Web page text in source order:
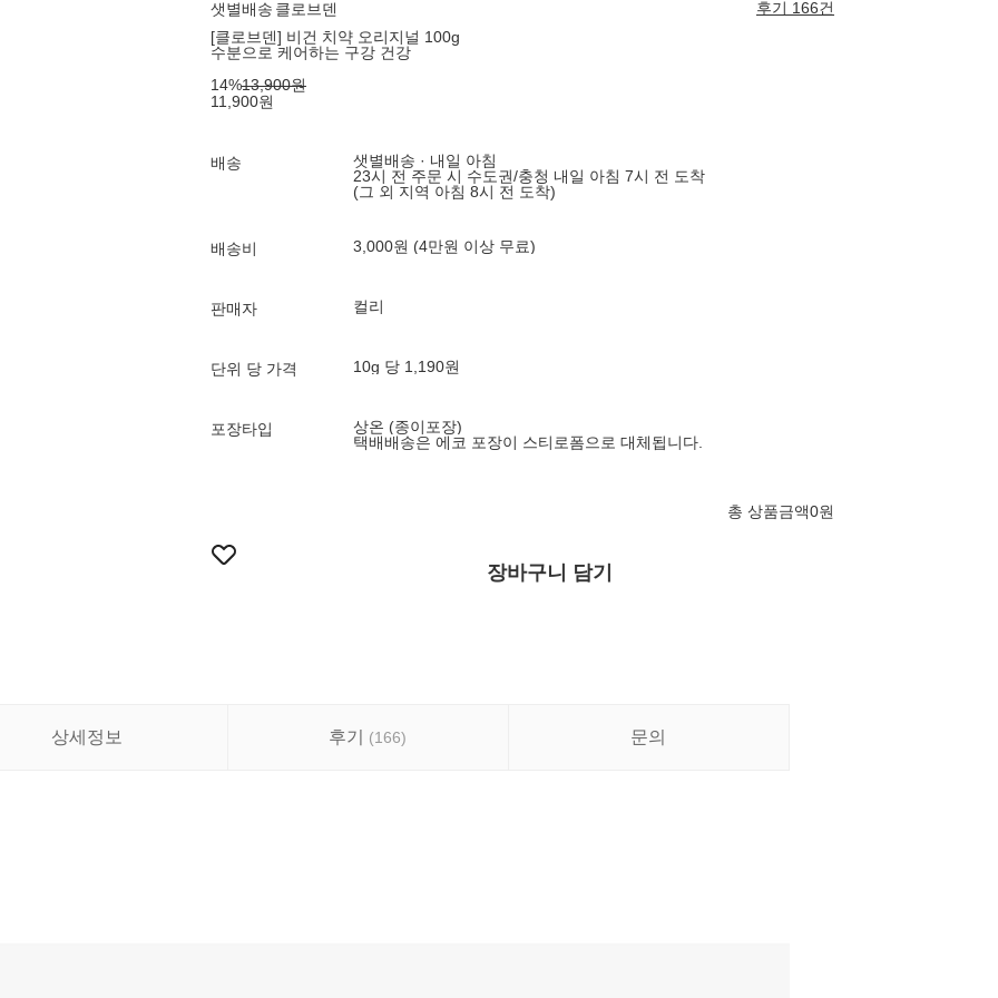
샛별배송 클로브덴
후기 166건
[클로브덴] 비건 치약 오리지널 100g
수분으로 케어하는 구강 건강
14%13,900원
11,900원
배송
샛별배송 · 내일 아침
23시 전 주문 시 수도권/충청 내일 아침 7시 전 도착
(그 외 지역 아침 8시 전 도착)
배송비 3,000원 (4만원 이상 무료)
판매자 컬리
단위 당 가격 10g 당 1,190원
포장타입
상온 (종이포장)
택배배송은 에코 포장이 스티로폼으로 대체됩니다.
총 상품금액0원
장바구니 담기
상세정보 후기 (166) 문의